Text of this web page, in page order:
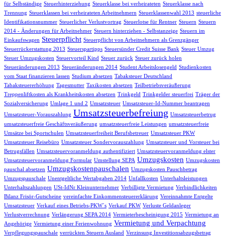
für Selbständige Steuerhinterziehung Steuerklasse bei verheirateten Steuerklasse nach
Trennung Steuerklassen bei verheirateten Arbeitnehmern Steuerklassenwahl 2013 steuerliche
Identifikationsnummer Steuerlicher Verlustvortrag Steuerlotse für Rentner Steuern Steuern
2014 - Änderungen für Arbeitnehmer Steuern hinterziehen - Selbstanzeige Steuern im
Einkaufswagen Steuerpflicht Steuerpflicht von Arbeitnehmern als Grenzgänger
Steuerrückerstattung 2013 Steuerspartipps Steuersünder Credit Suisse Bank Steuer Umzug
Steuer Umzugskosten Steuervorteil Kind Steuer zurück Steuer zurück holen
Steueränderungen 2013 Steueränderungen 2014 Student Arbeitslosengeld Studienkosten
vom Staat finanzieren lassen Studium absetzen Tabaksteuer Deutschland
Tabaksteuererhöhung Tagesmutter Taxikosten absetzen Teilbetriebsveräußerung
Treppenliftkosten als Krankheitskosten absetzen Trinkgeld Trinkgelder steuerfrei Träger der
Sozialversicherung Umlage 1 und 2 Umsatzsteuer Umsatzsteuer-Id-Nummer beantragen
Umsatzsteuer-Vorauszahlung Umsatzsteuerbefreiung Umsatzsteuerbetrug
umsatzsteuerfreie Geschäftsveräußerung umsatzsteuerfreie Leistungen umsatzsteuerfreie
Umsätze bei Sportschulen Umsatzsteuerfreiheit Berufsbetreuer Umsatzsteuer PKW
Umsatzsteuer Reisebüro Umsatzsteuer Sondervorauszahlung Umsatzsteuer und Vorsteuer bei
Betrugsfällen Umsatzsteuervoranmeldung authentifiziert Umsatzsteuervoranmeldung elster
Umsatzsteuervoranmeldung Formular Umstellung SEPA Umzugskosten Umzugskosten
pauschal absetzen Umzugskostenpauschalen Umzugskosten Pauschbetrag
Umzugspauschale Unentgeltliche Wertabgaben 2014 Unfallkosten Unterhaltsleistungen
Unterhaltszahlungen USt-IdNr Kleinunternehmer Verbilligte Vermietung Verbindlichkeiten
Bilanz Frisör-Gutscheine vereinfachte Einkommensteuererklärung Vereinnahmte Entgelte
Umsatzsteuer Verkauf eines Betriebs-PKW´s Verkauf PKW Verluste Geldanleger
Verlustverrechnung Verlängerung SEPA 2014 Vermieterbescheinigung 2015 Vermietung an
Angehörige Vermietung einer Ferienwohnung Vermietung und Verpachtung
Verpflegungspauschale verrückten Steuern Ausland Verzinsung Investitionsabzugsbetrag